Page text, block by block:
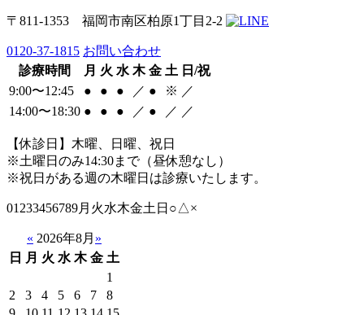
〒811-1353 福岡市南区柏原1丁目2-2
0120-37-1815 お問い合わせ
診療時間
月 火 水 木 金 土 日/祝
9:00〜12:45
● ● ● ／ ● ※ ／
14:00〜18:30 ● ● ● ／ ● ／ ／
【休診日】木曜、日曜、祝日
※土曜日のみ14:30まで（昼休憩なし）
※祝日がある週の木曜日は診療いたします。
01233456789月火水木金土日○△×
« 2026年8月 »
日
月 火 水 木 金 土
1
2
3 4 5 6 7
8